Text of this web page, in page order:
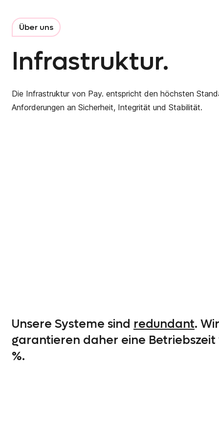
Über uns
Infrastruktur.
Die Infrastruktur von Pay. entspricht den höchsten
Anforderungen an Sicherheit, Integrität und Stabilität.
Unsere Systeme sind redundant. Wir
garantieren daher eine Betriebszeit
%.